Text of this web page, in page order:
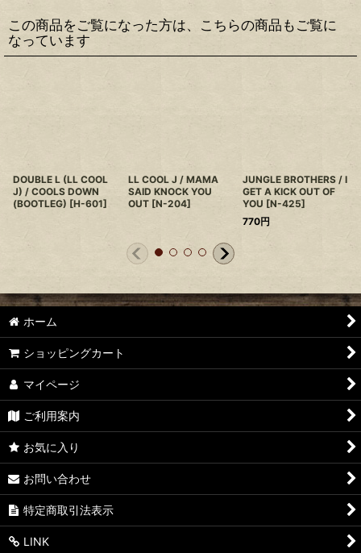
この商品をご覧になった方は、こちらの商品もご覧に
なっています
DOUBLE L (LL COOL
J) / COOLS DOWN
(BOOTLEG) [H-601]
LL COOL J / MAMA
SAID KNOCK YOU
OUT [N-204]
JUNGLE BROTHERS / I
GET A KICK OUT OF
YOU [N-425]
770円
ホーム
ショッピングカート
マイページ
ご利用案内
お気に入り
お問い合わせ
特定商取引法表示
LINK